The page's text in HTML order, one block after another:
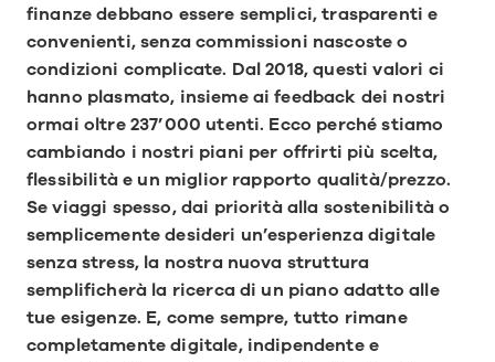
finanze debbano essere semplici, trasparenti e
convenienti, senza commissioni nascoste o
condizioni complicate. Dal 2018, questi valori ci
hanno plasmato, insieme ai feedback dei nostri
ormai oltre 237’000 utenti. Ecco perché stiamo
cambiando i nostri piani per offrirti più scelta,
flessibilità e un miglior rapporto qualità/prezzo.
Se viaggi spesso, dai priorità alla sostenibilità o
semplicemente desideri un’esperienza digitale
senza stress, la nostra nuova struttura
semplificherà la ricerca di un piano adatto alle
tue esigenze. E, come sempre, tutto rimane
completamente digitale, indipendente e